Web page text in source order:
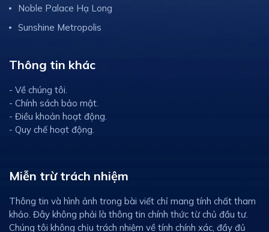
Noble Palace Hạ Long
Sunshine Metropolis
Thông tin khác
- Về chúng tôi.
- Chính sách bảo mật.
- Điều khoản hoạt động.
- Quy chế hoạt động.
Miễn trừ trách nhiệm
Thông tin và hình ảnh trong bài viết chỉ mang tính chất tham
khảo. Đây không phải là thông tin chính thức từ chủ đầu tư.
Chúng tôi không chịu trách nhiệm về tính chính xác, đầy đủ